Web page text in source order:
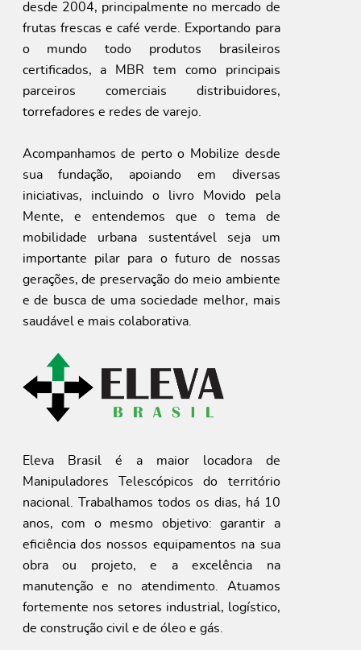
desde 2004, principalmente no mercado de
frutas frescas e café verde. Exportando para
o mundo todo produtos brasileiros
certificados, a MBR tem como principais
parceiros comerciais distribuidores,
torrefadores e redes de varejo.
Acompanhamos de perto o Mobilize desde
sua fundação, apoiando em diversas
iniciativas, incluindo o livro Movido pela
Mente, e entendemos que o tema de
mobilidade urbana sustentável seja um
importante pilar para o futuro de nossas
gerações, de preservação do meio ambiente
e de busca de uma sociedade melhor, mais
saudável e mais colaborativa.
Eleva Brasil é a maior locadora de
Manipuladores Telescópicos do território
nacional. Trabalhamos todos os dias, há 10
anos, com o mesmo objetivo: garantir a
eficiência dos nossos equipamentos na sua
obra ou projeto, e a excelência na
manutenção e no atendimento. Atuamos
fortemente nos setores industrial, logístico,
de construção civil e de óleo e gás.